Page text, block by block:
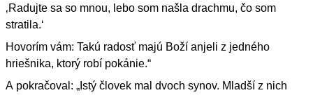
‚Radujte sa so mnou, lebo som našla drachmu, čo som
stratila.‘
Hovorím vám: Takú radosť majú Boží anjeli z jedného
hriešnika, ktorý robí pokánie.“
A pokračoval: „Istý človek mal dvoch synov. Mladší z nich